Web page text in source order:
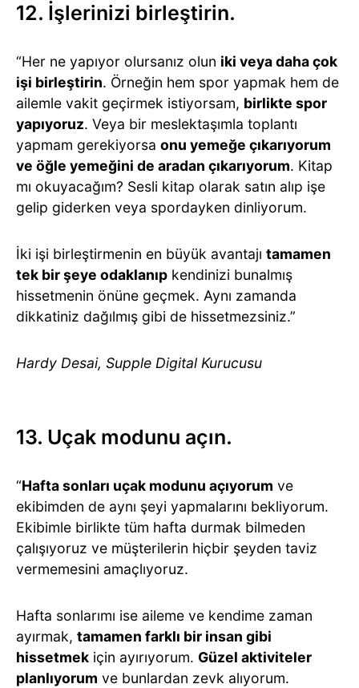
12. İşlerinizi birleştirin.
“Her ne yapıyor olursanız olun iki veya daha çok
işi birleştirin. Örneğin hem spor yapmak hem de
ailemle vakit geçirmek istiyorsam, birlikte spor
yapıyoruz. Veya bir meslektaşımla toplantı
yapmam gerekiyorsa onu yemeğe çıkarıyorum
ve öğle yemeğini de aradan çıkarıyorum. Kitap
mı okuyacağım? Sesli kitap olarak satın alıp işe
gelip giderken veya spordayken dinliyorum.
İki işi birleştirmenin en büyük avantajı tamamen
tek bir şeye odaklanıp kendinizi bunalmış
hissetmenin önüne geçmek. Aynı zamanda
dikkatiniz dağılmış gibi de hissetmezsiniz.”
Hardy Desai, Supple Digital Kurucusu
13. Uçak modunu açın.
“Hafta sonları uçak modunu açıyorum ve
ekibimden de aynı şeyi yapmalarını bekliyorum.
Ekibimle birlikte tüm hafta durmak bilmeden
çalışıyoruz ve müşterilerin hiçbir şeyden taviz
vermemesini amaçlıyoruz.
Hafta sonlarımı ise aileme ve kendime zaman
ayırmak, tamamen farklı bir insan gibi
hissetmek için ayırıyorum. Güzel aktiviteler
planlıyorum ve bunlardan zevk alıyorum.